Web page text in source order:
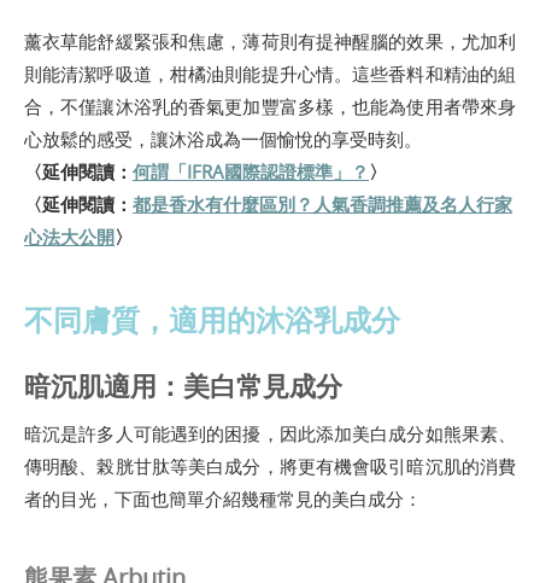
薰衣草能舒緩緊張和焦慮，薄荷則有提神醒腦的效果，尤加利
則能清潔呼吸道，柑橘油則能提升心情。這些香料和精油的組
合，不僅讓沐浴乳的香氣更加豐富多樣，也能為使用者帶來身
心放鬆的感受，讓沐浴成為一個愉悅的享受時刻。
〈延伸閱讀： 何謂「IFRA國際認證標準」？ 〉
〈延伸閱讀： 都是香水有什麼區別？人氣香調推薦及名人行家
心法大公開〉
不同膚質，適用的沐浴乳成分
暗沉肌適用：美白常見成分
暗沉是許多人可能遇到的困擾，因此添加美白成分如熊果素、
傳明酸、榖胱甘肽等美白成分，將更有機會吸引暗沉肌的消費
者的目光，下面也簡單介紹幾種常見的美白成分：